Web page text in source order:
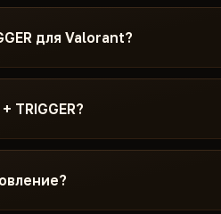
для Valorant?
и инструкцию. Инструкция
версии Windows, настройками
TRIGGER?
перед публикацией.
обновлении / Риск. Если после